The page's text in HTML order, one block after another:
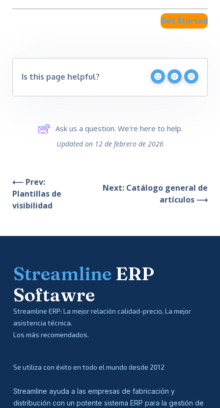
Get Started
Is this page helpful?
Ask us a question. We're here to help.
Updated on 12 de febrero de 2026
⟵ Prev:
Plantillas de
visibilidad
Next: Catálogo general de
artículos ⟶
Streamline ERP
Softawre
Streamline ERP: La mejor relación calidad-precio, La mejor
asistencia técnica.
Los más recomendados.
Se utiliza con éxito en todo el mundo desde 2012
Streamline ayuda a las empresas de fabricación y
distribución con un potente sistema ERP para la gestión de